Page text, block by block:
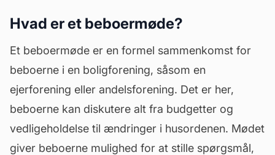
Hvad er et beboermøde?
Et beboermøde er en formel sammenkomst for
beboerne i en boligforening, såsom en
ejerforening eller andelsforening. Det er her,
beboerne kan diskutere alt fra budgetter og
vedligeholdelse til ændringer i husordenen. Mødet
giver beboerne mulighed for at stille spørgsmål,